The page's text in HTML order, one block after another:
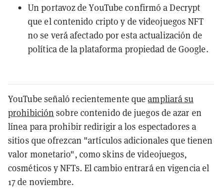
Un portavoz de YouTube confirmó a Decrypt
que el contenido cripto y de videojuegos NFT
no se verá afectado por esta actualización de
política de la plataforma propiedad de Google.
YouTube señaló recientemente queampliará su
prohibición sobre contenido de juegos de azar en
línea para prohibir redirigir a los espectadores a
sitios que ofrezcan "artículos adicionales que tienen
valor monetario", como skins de videojuegos,
cosméticos y NFTs. El cambio entrará en vigencia el
17 de noviembre.